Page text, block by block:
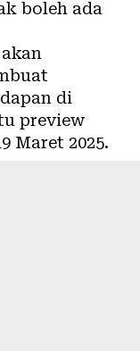
boleh ada
di
preview
Maret 2025.